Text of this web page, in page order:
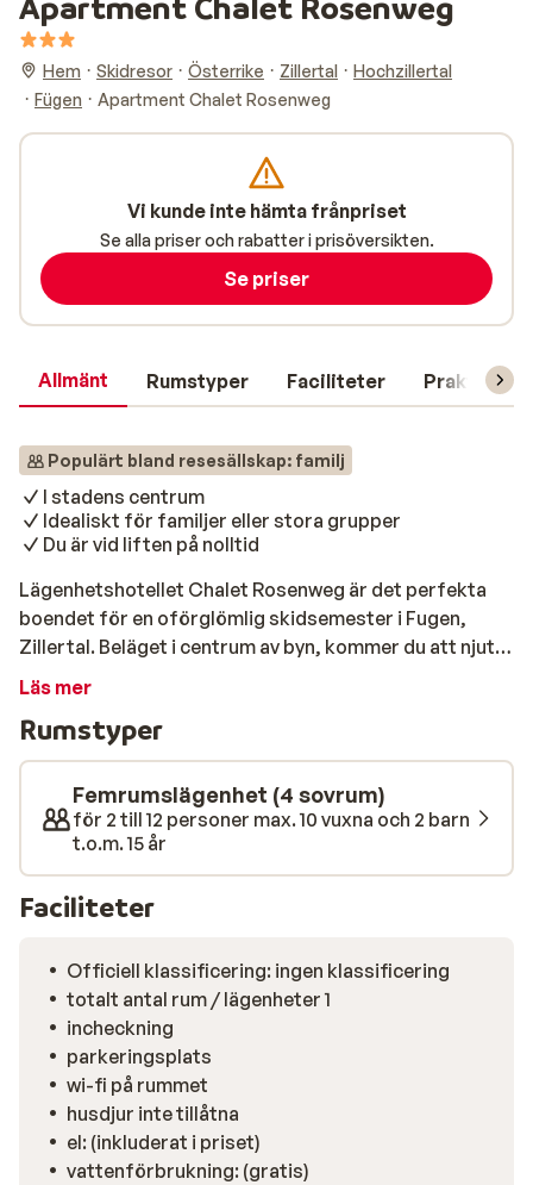
Hem Skidresor Österrike Zillertal
Hochzillertal
Fügen
Apartment Chalet Rosenweg
Allmänt Rumstyper Faciliteter Praktisk
Populärt bland resesällskap: familj
I stadens centrum
Idealiskt för familjer eller stora grupper
Du är vid liften på nolltid
Lägenhetshotellet Chalet Rosenweg är det perfekta
boendet för en oförglömlig skidsemester i Fugen,
Zillertal. Beläget i centrum av byn, kommer du att njuta
av alla bekvämligheter inom räckhåll. Spieljochbahn,
bort. Denna rymliga chalet/lägenhet har plats för upp
till 8 personer och har 4 sovrum, 2 badrum, ett fint
vardagsrumskök och en balkong med utsikt över
centrum. Den moderna inredningen garanterar en
bekväm vistelse, medan den autentiska kaminen
skapar en atmosfärisk atmosfär. Efter en dag i backen
kan du koppla av i vardagsrummet eller på balkongen
Läs mer
Rumstyper
Femrumslägenhet (4 sovrum)
för 2 till 12 personer max. 10 vuxna och 2 barn
t.o.m. 15 år
Faciliteter
Officiell klassificering: ingen klassificering
totalt antal rum / lägenheter 1
incheckning
parkeringsplats
wi-fi på rummet
husdjur inte tillåtna
el: (inkluderat i priset)
vattenförbrukning: (gratis)
Vi kunde inte hämta frånpriset
Se alla priser och rabatter i prisöversikten.
Se priser